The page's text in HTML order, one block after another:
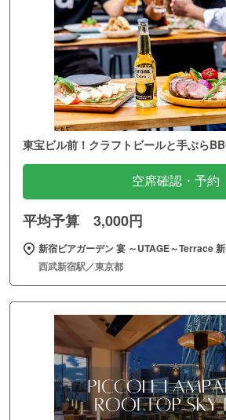
東宝ビル前！クラフトビールと手ぶら
空席確認・予約
平均予算 3,000円
新宿ビアガーデン 宴 ～UTAGE～Terrace
西武新宿駅／東京都